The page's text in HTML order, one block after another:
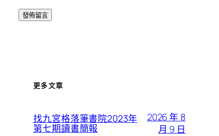
更多文章
找九宮格落筆書院2023年
第七期讀書簡報
2026 年 8
月 9 日